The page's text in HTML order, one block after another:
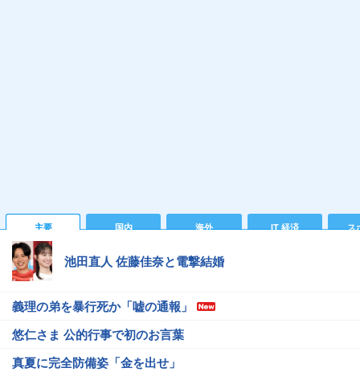
主要 国内 海外 IT 経済 ス
池田直人 佐藤佳奈と電撃結婚
義理の弟を暴行死か「嘘の通報」
悠仁さま 公的行事で初のお言葉
真夏に完全防備姿「金を出せ」